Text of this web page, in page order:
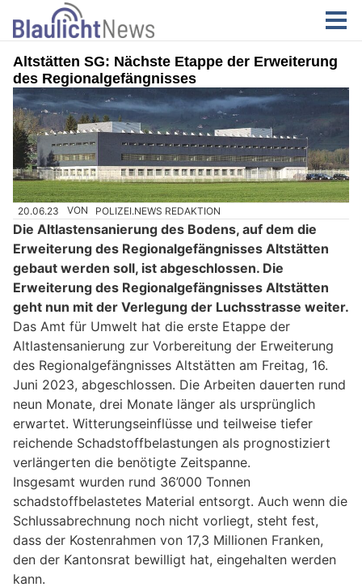
Altstätten SG: Nächste Etappe der Erweiterung
des Regionalgefängnisses
20.06.23 VON POLIZEI.NEWS REDAKTION
Die Altlastensanierung des Bodens, auf dem die
Erweiterung des Regionalgefängnisses Altstätten
gebaut werden soll, ist abgeschlossen. Die
Erweiterung des Regionalgefängnisses Altstätten
geht nun mit der Verlegung der Luchsstrasse weiter.
Das Amt für Umwelt hat die erste Etappe der
Altlastensanierung zur Vorbereitung der Erweiterung
des Regionalgefängnisses Altstätten am Freitag, 16.
Juni 2023, abgeschlossen. Die Arbeiten dauerten rund
neun Monate, drei Monate länger als ursprünglich
erwartet. Witterungseinflüsse und teilweise tiefer
reichende Schadstoffbelastungen als prognostiziert
verlängerten die benötigte Zeitspanne.
Insgesamt wurden rund 36’000 Tonnen
schadstoffbelastetes Material entsorgt. Auch wenn die
Schlussabrechnung noch nicht vorliegt, steht fest,
dass der Kostenrahmen von 17,3 Millionen Franken,
den der Kantonsrat bewilligt hat, eingehalten werden
kann.